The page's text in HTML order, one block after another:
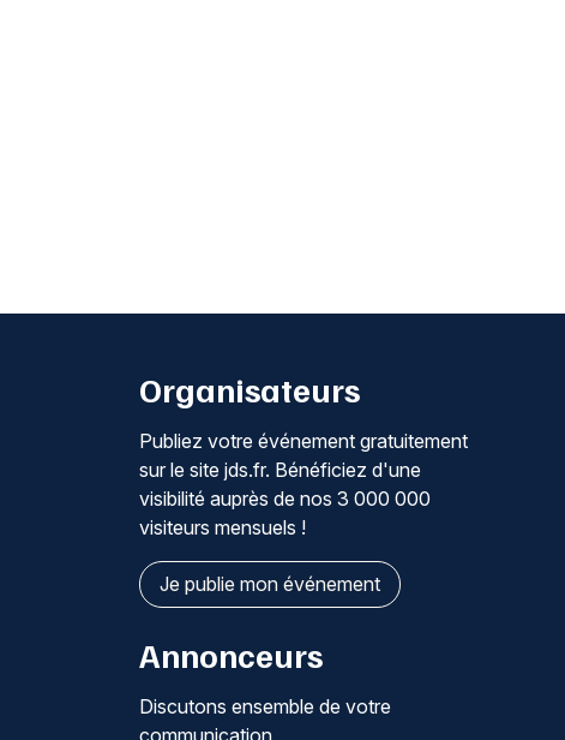
Organisateurs
Publiez votre événement gratuitement
sur le site jds.fr. Bénéficiez d'une
visibilité auprès de nos 3 000 000
visiteurs mensuels !
Je publie mon événement
Annonceurs
Discutons ensemble de votre